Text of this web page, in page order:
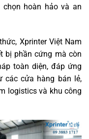
hoàn hảo và an
Xprinter Việt Nam
bị phần cứng mà còn
toàn diện, đáp ứng
các cửa hàng bán lẻ,
logistics và khu công